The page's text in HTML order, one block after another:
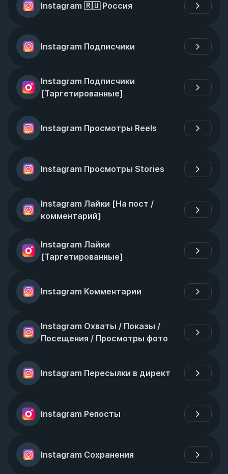
Instagram 🇷🇺 Россия
Instagram Подписчики
Instagram Подписчики
[Таргетированные]
Instagram Просмотры Reels
Instagram Просмотры Stories
Instagram Лайки [На пост /
комментарий]
Instagram Лайки
[Таргетированные]
Instagram Комментарии
Instagram Охваты / Показы /
Посещения / Просмотры фото
Instagram Пересылки в директ
Instagram Репосты
Instagram Сохранения